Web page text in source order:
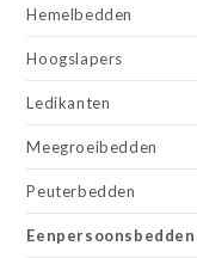
Hemelbedden
Hoogslapers
Ledikanten
Meegroeibedden
Peuterbedden
Eenpersoonsbedden